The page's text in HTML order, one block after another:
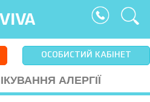
ОСОБИСТИЙ КАБІНЕТ
АЛЕРГІЇ